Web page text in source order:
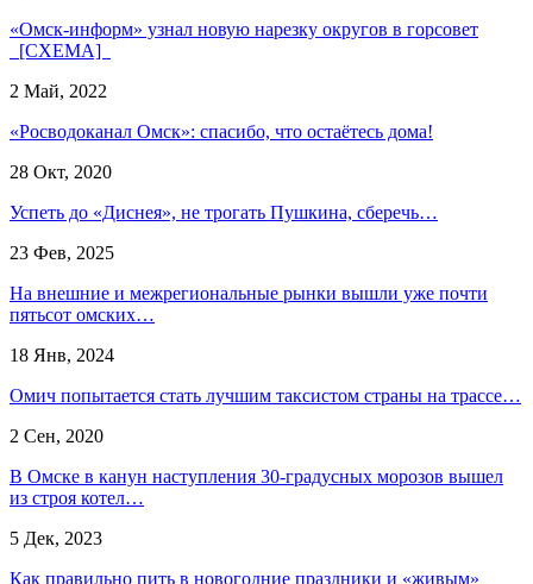
«Омск-информ» узнал новую нарезку округов в горсовет
[СХЕМА]
2 Май, 2022
«Росводоканал Омск»: спасибо, что остаётесь дома!
28 Окт, 2020
Успеть до «Диснея», не трогать Пушкина, сберечь…
23 Фев, 2025
На внешние и межрегиональные рынки вышли уже почти
пятьсот омских…
18 Янв, 2024
Омич попытается стать лучшим таксистом страны на трассе…
2 Сен, 2020
В Омске в канун наступления 30-градусных морозов вышел
из строя котел…
5 Дек, 2023
Как правильно пить в новогодние праздники и «живым»